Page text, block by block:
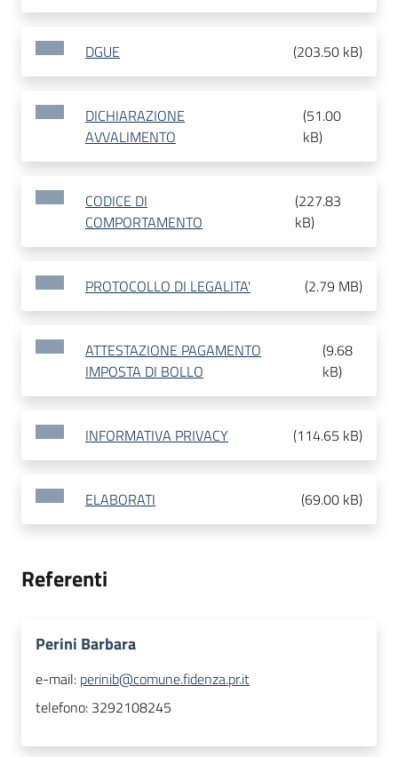
DGUE (203.50 kB)
DICHIARAZIONE
AVVALIMENTO
(51.00
kB)
CODICE DI
COMPORTAMENTO
(227.83
kB)
PROTOCOLLO DI LEGALITA' (2.79 MB)
ATTESTAZIONE PAGAMENTO
IMPOSTA DI BOLLO
(9.68
kB)
INFORMATIVA PRIVACY (114.65 kB)
ELABORATI (69.00 kB)
Referenti
Perini Barbara
e-mail: perinib@comune.fidenza.pr.it
telefono: 3292108245